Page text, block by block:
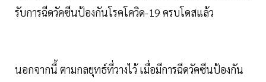
รับการฉีดวัคซีนป้องกันโรคโควิด-19 ครบโดสแล้ว
นอกจากนี้ ตามกลยุทธ์ที่วางไว้ เมื่อมีการฉีดวัคซีนป้องกัน